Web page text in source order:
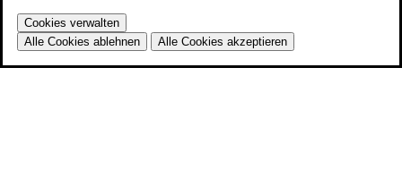
Cookies verwalten
Alle Cookies ablehnen
Alle Cookies akzeptieren